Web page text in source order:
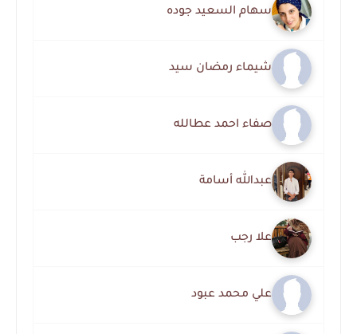
سهام السعيد جوده
شيماء رمضان سيد
صفاء احمد عطالله
عبدالله أسامة
علا رجب
علي محمد عبود